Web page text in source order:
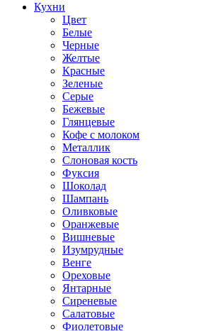
Кухни
Цвет
Белые
Черные
Желтые
Красные
Зеленые
Серые
Бежевые
Глянцевые
Кофе с молоком
Металлик
Слоновая кость
Фуксия
Шоколад
Шампань
Оливковые
Оранжевые
Вишневые
Изумрудные
Венге
Ореховые
Янтарные
Сиреневые
Салатовые
Фиолетовые